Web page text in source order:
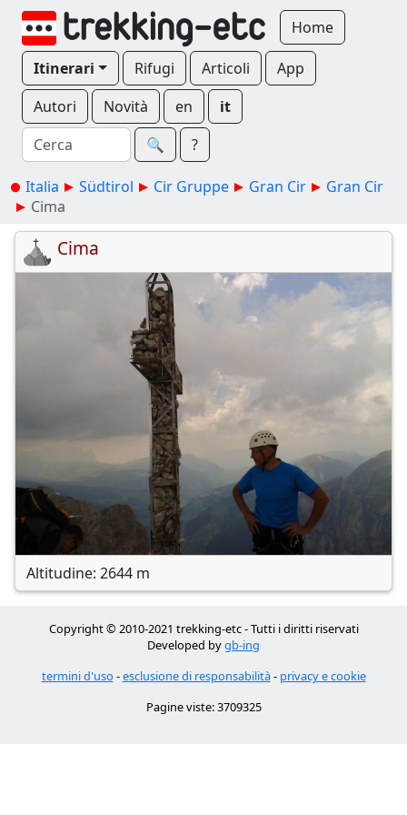
Home
Itinerari Rifugi Articoli
App
Autori
Novità en
it
🔍︎
?
Italia Südtirol Cir Gruppe Gran Cir
Gran Cir
Cima
Cima
Altitudine: 2644 m
Copyright © 2010-2021 trekking-etc - Tutti i diritti riservati
Developed bygb-ing
termini d'uso -esclusione di responsabilità- privacy e cookie
Pagine viste: 3709325